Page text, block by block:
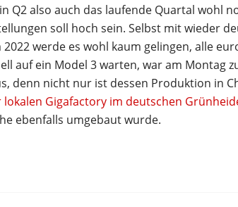
Q2 also auch das laufende Quartal wohl
soll hoch sein. Selbst mit wieder
werde es wohl kaum gelingen, alle
auf ein Model 3 warten, war am Montag
denn nicht nur ist dessen Produktion in
lokalen Gigafactory im deutschen
ebenfalls umgebaut wurde.